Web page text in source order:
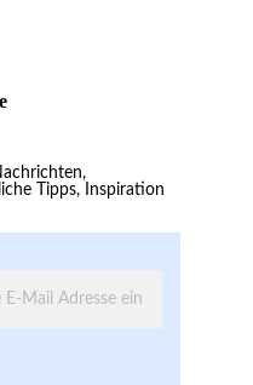
Tipps, Inspiration